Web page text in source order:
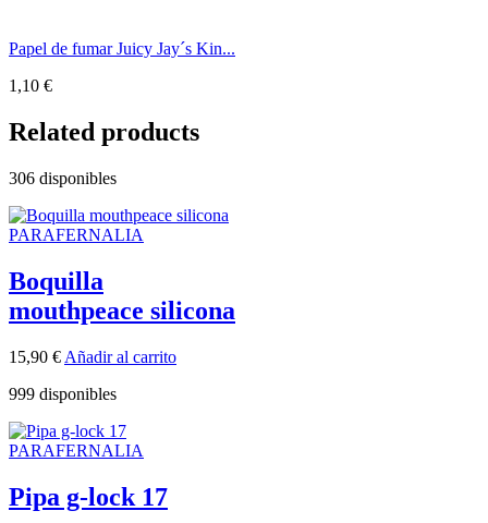
Papel de fumar Juicy Jay´s Kin...
1,10 €
Related products
306 disponibles
PARAFERNALIA
Boquilla
mouthpeace silicona
15,90 € Añadir al carrito
999 disponibles
PARAFERNALIA
Pipa g-lock 17